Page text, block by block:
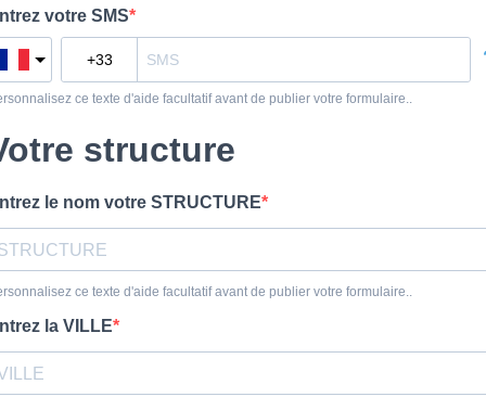
votre SMS
ce texte d'aide facultatif avant de publier votre formulaire..
structure
le nom votre STRUCTURE
ce texte d'aide facultatif avant de publier votre formulaire..
la VILLE